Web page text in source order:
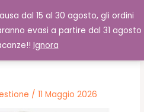
dal 15 al 30 agosto, gli ordini
evasi a partire dal 31 agosto
Ignora
€ Cerca
/11 Maggio 2026